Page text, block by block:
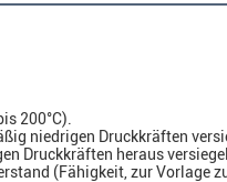
200°C).
niedrigen Druckkräften
Druckkräften heraus
(Fähigkeit, zur Vorlage